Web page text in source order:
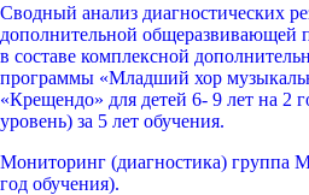
Сводный анализ диагностических
дополнительной
в составе комплексной
программы «Младший хор
«Крещендо» для детей 6- 9 лет на 2
уровень) за 5 лет обучения.
Мониторинг (диагностика) группа
год обучения).